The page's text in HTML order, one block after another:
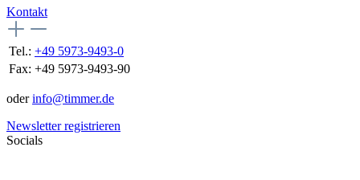
Kontakt
Tel.: +49 5973-9493-0
Fax: +49 5973-9493-90
oderinfo@timmer.de
Newsletter registrieren
Socials